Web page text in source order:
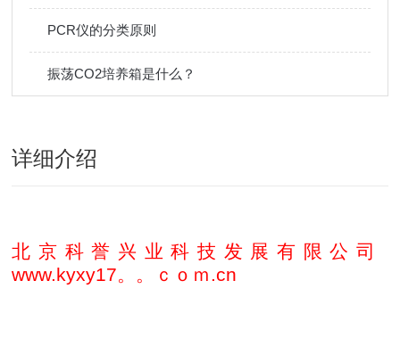
PCR仪的分类原则
振荡CO2培养箱是什么？
详细介绍
北京科誉兴业科技发展有限公司
www.kyxy17。。ｃｏｍ.cn